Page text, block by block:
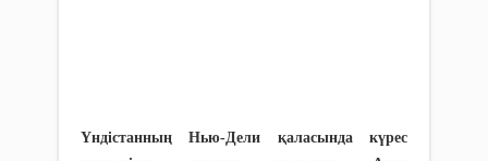
Үндістанның Нью-Дели қаласында күрес